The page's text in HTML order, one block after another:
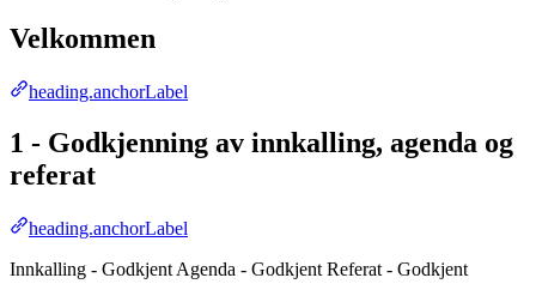
Velkommen
heading.anchorLabel
1 - Godkjenning av innkalling, agenda og
referat
heading.anchorLabel
Innkalling - Godkjent Agenda - Godkjent Referat - Godkjent